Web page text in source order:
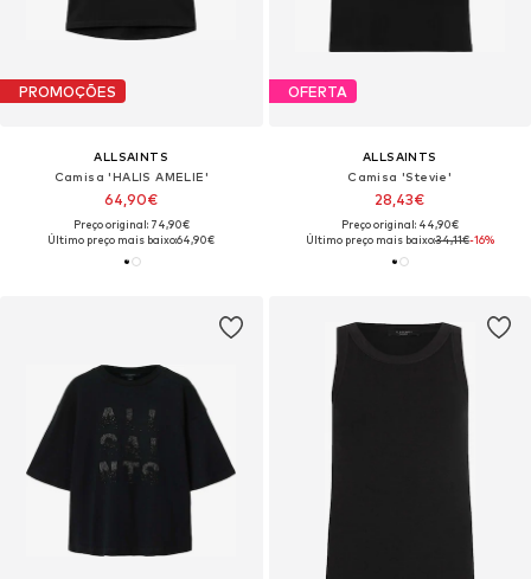
PROMOÇÕES
ALLSAINTS
Camisa 'HALIS AMELIE'
64,90€
Preço original: 74,90€
Último preço mais baixo:64,90€
OFERTA
ALLSAINTS
Camisa 'Stevie'
28,43€
Preço original: 44,90€
Último preço mais baixo:34,11€-16%